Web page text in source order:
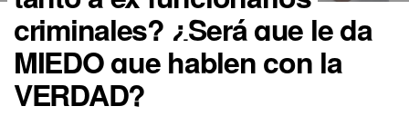
criminales? ¿Será que le da
MIEDO que hablen con la
VERDAD?